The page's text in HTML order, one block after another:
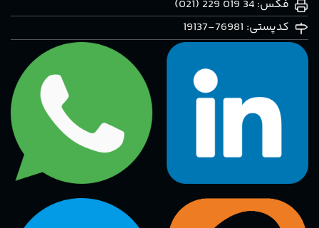
فکس: 34 019 229 (021)
کدپستی: 76981-19137